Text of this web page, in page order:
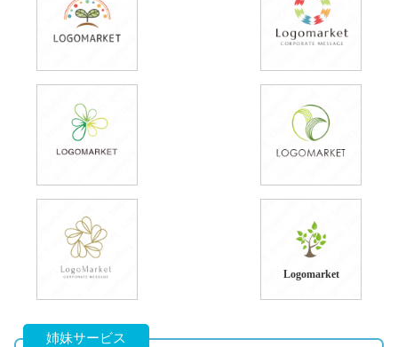
Logomarket
姉妹サービス